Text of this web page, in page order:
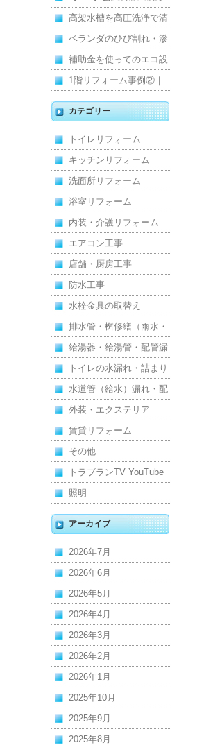
寒くて断熱ドアに交換し
ました
高架水槽を高圧洗浄で清
掃！衛生的な給水環境を
維持｜施工事例
ベランダのひび割れ・滲
みを解消！賃貸マンショ
ン防水工事
補助金を使ってのエコ設
備住宅リフォーム
1階リフォーム事例②｜
キッチン・床・収納を一
新し、扉新設で動線を整
えた全面改修
カテゴリー
トイレリフォーム
キッチンリフォーム
洗面所リフォーム
浴室リフォーム
内装・介護リフォーム
エアコン工事
店舗・厨房工事
防水工事
水栓金具の取替え
排水管・桝修繕（雨水・
汚水）
給湯器・給湯管・配管漏
れ
トイレの水漏れ・詰まり
水道管（給水）漏れ・配
管
外装・エクステリア
賃貸リフォーム
その他
トラブランTV YouTube
照明
アーカイブ
2026年7月
2026年6月
2026年5月
2026年4月
2026年3月
2026年2月
2026年1月
2025年10月
2025年9月
2025年8月